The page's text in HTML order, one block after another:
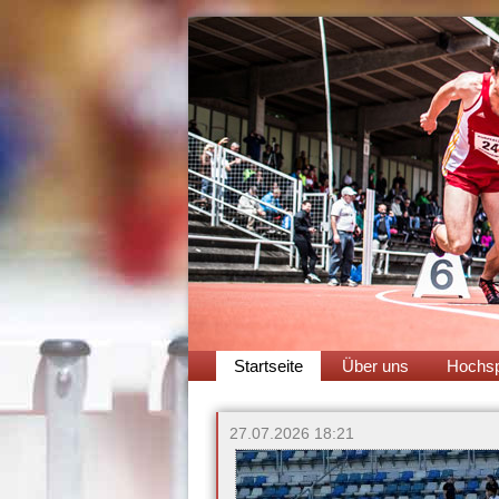
Navigation
überspringen
Startseite Über uns
27.07.2026 18:21